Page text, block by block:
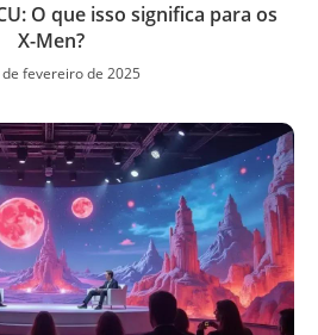
O que isso significa para os
X-Men?
de fevereiro de 2025